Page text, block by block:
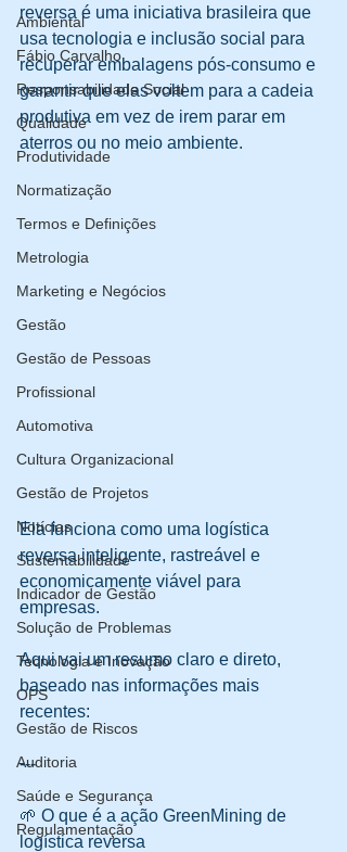
Ambiental
Fábio Carvalho
Responsabilidade Social
Qualidade
Produtividade
Normatização
Termos e Definições
Metrologia
Marketing e Negócios
Gestão
Gestão de Pessoas
Profissional
Automotiva
Cultura Organizacional
Gestão de Projetos
Notícias
Sustentabilidade
Indicador de Gestão
Solução de Problemas
Tecnologia e Inovação
OPS
Gestão de Riscos
Auditoria
Saúde e Segurança
Regulamentação
reversa é uma iniciativa brasileira que
usa tecnologia e inclusão social para
recuperar embalagens pós‑consumo e
garantir que elas voltem para a cadeia
produtiva em vez de irem parar em
aterros ou no meio ambiente.
Ela funciona como uma logística
reversa inteligente, rastreável e
economicamente viável para
empresas.
Aqui vai um resumo claro e direto,
baseado nas informações mais
recentes:
---
🌱 O que é a ação GreenMining de
logística reversa